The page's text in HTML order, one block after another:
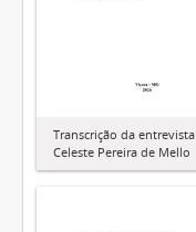
Transcrição da entrevista
Celeste Pereira de Mello